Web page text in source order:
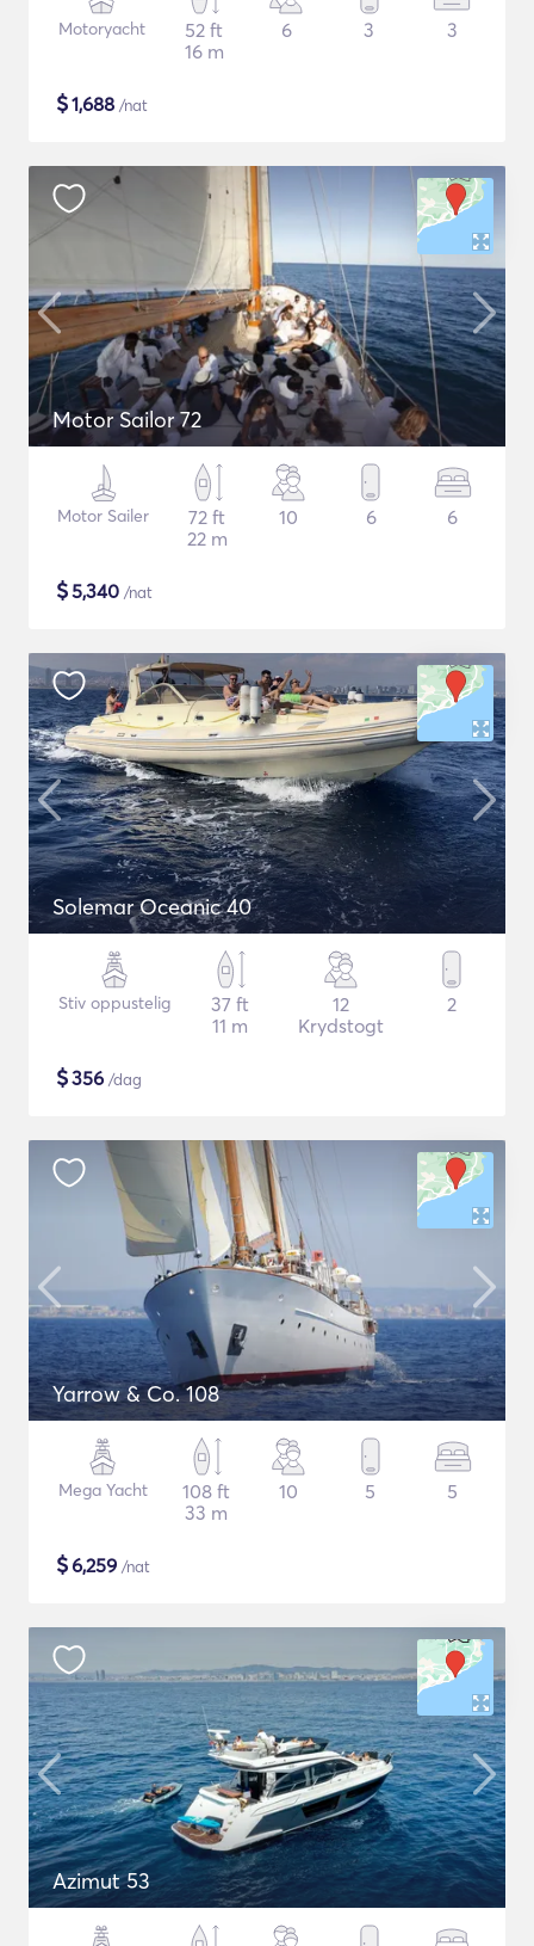
Motoryacht
52 ft
16 m
6 3 3
$1,688 /nat
Motor Sailor 72
Motor Sailer
72 ft
22 m
10 6 6
$5,340 /nat
Solemar Oceanic 40
Stiv oppustelig
37 ft
11 m
12
Krydstogt
2
$356 /dag
Yarrow & Co. 108
Mega Yacht
108 ft
33 m
10 5 5
$6,259 /nat
Azimut 53